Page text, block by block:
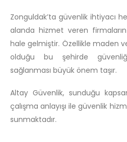
Zonguldak’ta güvenlik ihtiyacı
alanda hizmet veren
hale gelmiştir. Özellikle maden
olduğu bu şehirde
sağlanması büyük önem taşır.
Altay Güvenlik, sunduğu
çalışma anlayışı ile güvenlik
sunmaktadır.